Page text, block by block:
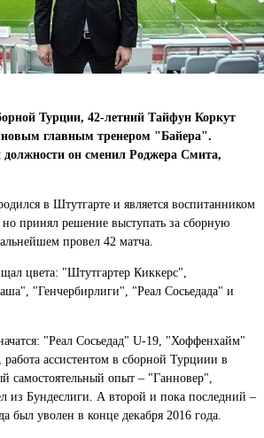
Турции, 42-летний Тайфун Коркут
новым главным тренером "Байера".
он сменил Роджера Смита,
в Штутгарте и является воспитанником
принял решение выступать за сборную
провел 42 матча.
цвета: "Штутгартер Киккерс",
"Генчербирлиги", "Реал Сосьедада" и
"Реал Сосьедад" U-19, "Хоффенхайм"
ассистентом в сборной Турциии в
самостоятельный опыт – "Ганновер",
из Бундеслиги. А второй и пока последний –
был уволен в конце декабря 2016 года.